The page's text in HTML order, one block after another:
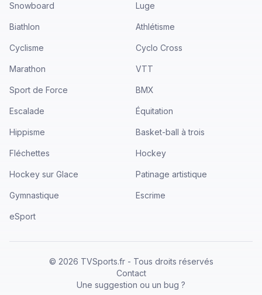
Snowboard Luge
Biathlon Athlétisme
Cyclisme Cyclo Cross
Marathon VTT
Sport de Force BMX
Escalade Équitation
Hippisme Basket-ball à trois
Fléchettes Hockey
Hockey sur Glace Patinage artistique
Gymnastique Escrime
eSport
© 2026 TVSports.fr - Tous droits réservés
Contact
Une suggestion ou un bug ?